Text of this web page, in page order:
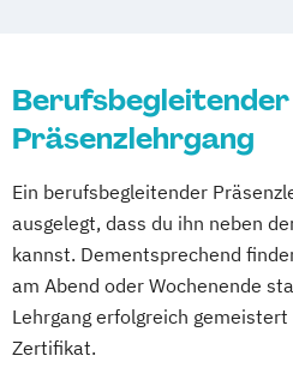
Pilates Trainer
Seniorentrainer
Sportmassage
Wirbelsäulengymnastik
Yoga Trainer Ausbildung
Berufsbegleitender
Präsenzlehrgang
Ein berufsbegleitender
ausgelegt, dass du ihn neben
kannst. Dementsprechend
am Abend oder Wochenende
Lehrgang erfolgreich
Zertifikat.